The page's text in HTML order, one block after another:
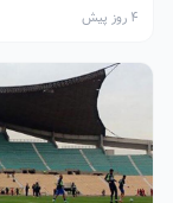
4 روز پیش